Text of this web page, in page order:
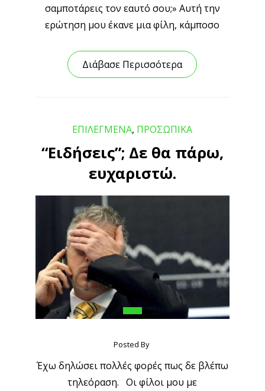
σαμποτάρεις τον εαυτό σου;» Αυτή την
ερώτηση μου έκανε μια φίλη, κάμποσο
Διάβασε Περισσότερα
ΕΠΙΛΕΓΜΕΝΑ, ΠΡΟΣΩΠΙΚΑ
“Ειδήσεις”; Δε θα πάρω,
ευχαριστώ.
Posted By
Έχω δηλώσει πολλές φορές πως δε βλέπω
τηλεόραση. Οι φίλοι μου με